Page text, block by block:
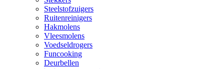
Steelstofzuigers
Ruitenreinigers
Hakmolens
Vleesmolens
Voedseldrogers
Funcooking
Deurbellen